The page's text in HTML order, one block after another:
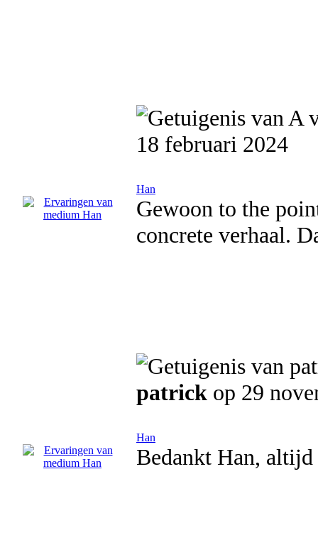
18 februari 2024
Han
Gewoon to the
concrete verhaal.
patrick op 29
Han
Bedankt Han,